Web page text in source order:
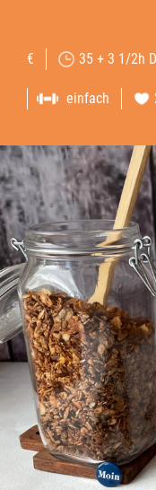
€ 35 + 3 1/2h
einfach